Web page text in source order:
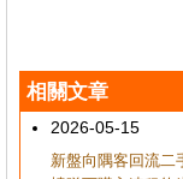
相關文章
2026-05-15
新盤向隅客回流二